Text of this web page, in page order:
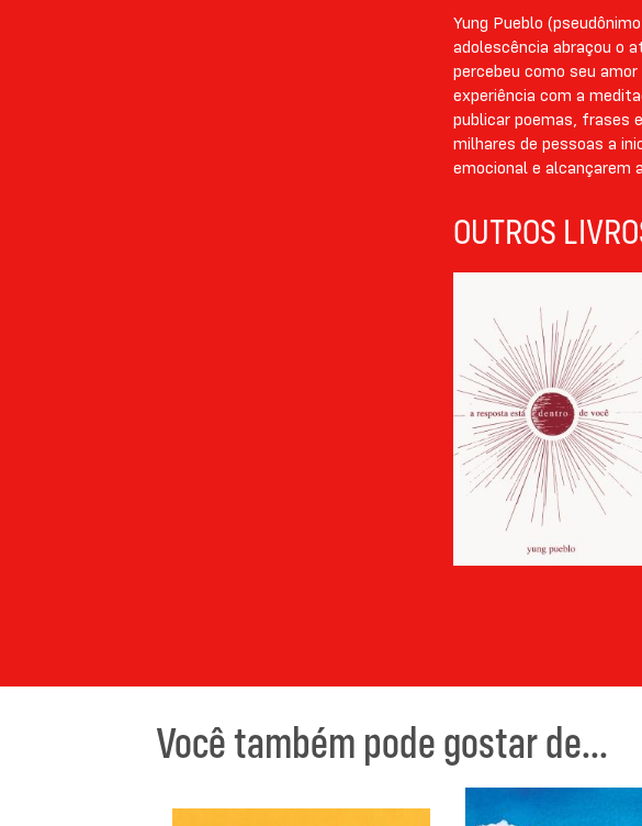
Yung Pueblo
adolescência abraçou o
percebeu como seu
experiência com a
publicar poemas, frases
milhares de pessoas a
emocional e alcançarem
OUTROS
Você também pode gostar de...